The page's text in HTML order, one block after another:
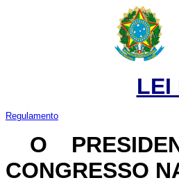
LEI
Regulamento
O
CONGRESSO